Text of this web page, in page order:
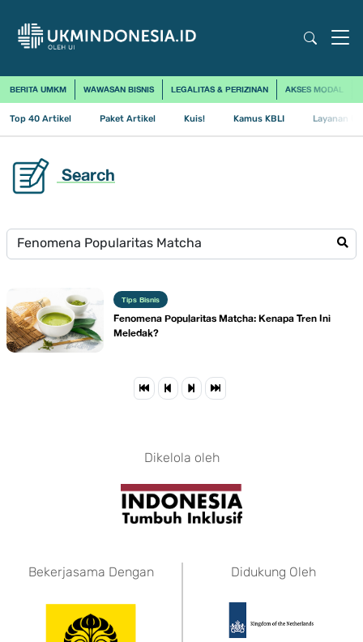
BERITA UMKM WAWASAN BISNIS LEGALITAS & PERIZINAN AKSES MODAL
Top 40 Artikel Paket Artikel Kuis! Kamus KBLI Layanan
Search
Tips Bisnis
Fenomena Popularitas Matcha: Kenapa Tren Ini
Meledak?
Dikelola oleh
Bekerjasama Dengan Didukung Oleh